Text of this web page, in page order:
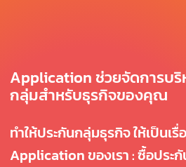
Application ช่วยจัดการบริ
กลุ่มสำหรับธุรกิจของคุณ
ทำให้ประกันกลุ่มธุรกิจ ให้เป็นเ
Application ของเรา : ซื้อประ